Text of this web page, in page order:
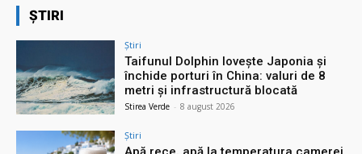
ȘTIRI
Știri
Taifunul Dolphin lovește Japonia și
închide porturi în China: valuri de 8
metri și infrastructură blocată
Stirea Verde - 8 august 2026
Știri